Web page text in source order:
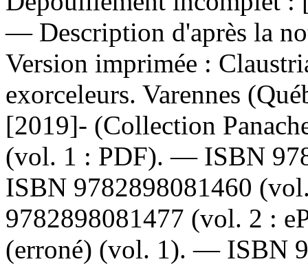
— Description d'après la
Version imprimée :
exorceleurs. Varennes
[2019]- (Collection
(vol. 1 : PDF). — ISBN
ISBN 9782898081460
9782898081477 (vol. 2 :
(erroné) (vol. 1). — ISBN